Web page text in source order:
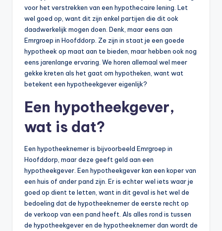
voor het verstrekken van een hypothecaire lening. Let
wel goed op, want dit zijn enkel partijen die dit ook
daadwerkelijk mogen doen. Denk, maar eens aan
Emrgroep in Hoofddorp. Ze zijn in staat je een goede
hypotheek op maat aan te bieden, maar hebben ook nog
eens jarenlange ervaring. We horen allemaal wel meer
gekke kreten als het gaat om hypotheken, want wat
betekent een hypotheekgever eigenlijk?
Een hypotheekgever,
wat is dat?
Een hypotheeknemer is bijvoorbeeld Emrgroep in
Hoofddorp, maar deze geeft geld aan een
hypotheekgever. Een hypotheekgever kan een koper van
een huis of ander pand zijn. Er is echter wel iets waar je
goed op dient te letten, want in dit geval is het wel de
bedoeling dat de hypotheeknemer de eerste recht op
de verkoop van een pand heeft. Als alles rond is tussen
de hypotheekgever en de hypotheeknemer dan wordt de